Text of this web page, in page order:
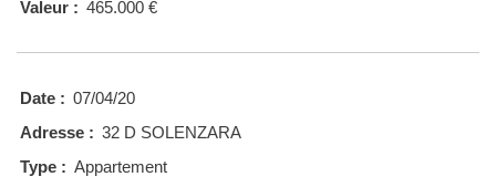
Valeur : 465.000 €
Date : 07/04/20
Adresse : 32 D SOLENZARA
Type : Appartement